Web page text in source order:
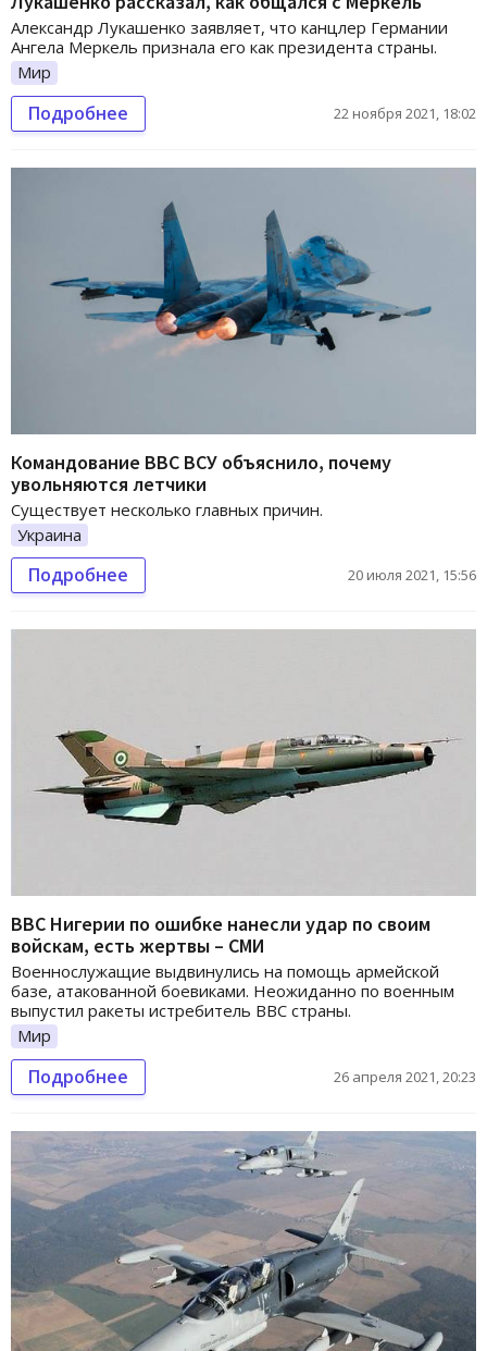
Александр Лукашенко заявляет, что канцлер Германии
Ангела Меркель признала его как президента страны.
Мир
Подробнее 22 ноября 2021, 18:02
Командование ВВС ВСУ объяснило, почему
увольняются летчики
Существует несколько главных причин.
Украина
Подробнее 20 июля 2021, 15:56
ВВС Нигерии по ошибке нанесли удар по своим
войскам, есть жертвы – СМИ
Военнослужащие выдвинулись на помощь армейской
базе, атакованной боевиками. Неожиданно по военным
выпустил ракеты истребитель ВВС страны.
Мир
Подробнее 26 апреля 2021, 20:23